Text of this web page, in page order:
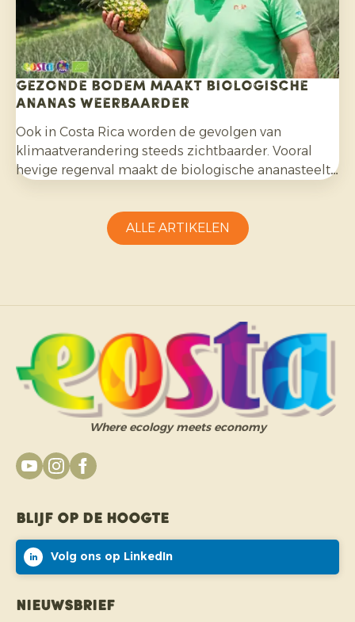
Gezonde bodem maakt biologische
ananas weerbaarder
Ook in Costa Rica worden de gevolgen van
klimaatverandering steeds zichtbaarder. Vooral
hevige regenval maakt de biologische ananasteelt
ALLE ARTIKELEN
Where ecology meets economy
Blijf op de hoogte
Volg ons op LinkedIn
Nieuwsbrief